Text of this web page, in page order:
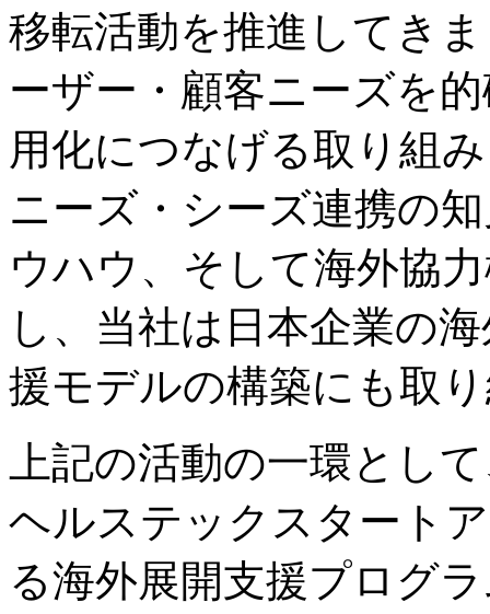
移転活動を推進してき
ーザー・顧客ニーズを
用化につなげる取り組
ニーズ・シーズ連携の
ウハウ、そして海外協
し、当社は日本企業の
援モデルの構築にも取
上記の活動の一環とし
ヘルステックスタート
る海外展開支援プログ